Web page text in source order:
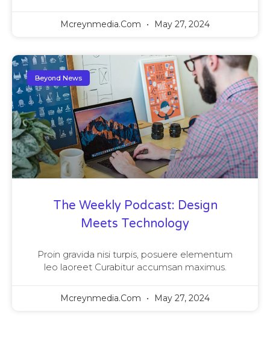
Mcreynmedia.com May 27, 2024
Beyond News
The Weekly Podcast: Design
Meets Technology
Proin gravida nisi turpis, posuere elementum
leo laoreet Curabitur accumsan maximus.
Mcreynmedia.com May 27, 2024